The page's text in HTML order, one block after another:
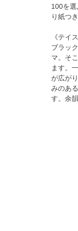
100を
り紙つ
《テイ
ブラッ
マ。そ
ます。
が広が
みのあ
す。余